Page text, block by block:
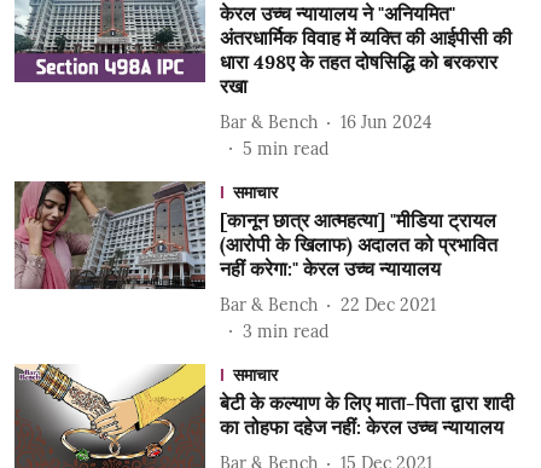
केरल उच्च न्यायालय ने "अनियमित"
अंतरधार्मिक विवाह में व्यक्ति की आईपीसी की
धारा 498ए के तहत दोषसिद्धि को बरकरार
रखा
Bar & Bench
16 Jun 2024
5 min read
समाचार
[कानून छात्र आत्महत्या] "मीडिया ट्रायल
(आरोपी के खिलाफ) अदालत को प्रभावित
नहीं करेगा:" केरल उच्च न्यायालय
Bar & Bench
22 Dec 2021
3 min read
समाचार
बेटी के कल्याण के लिए माता-पिता द्वारा शादी
का तोहफा दहेज नहीं: केरल उच्च न्यायालय
Bar & Bench
15 Dec 2021